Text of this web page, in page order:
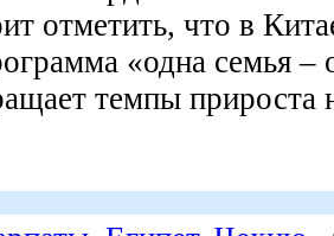
отметить, что в
«одна семья –
темпы прироста